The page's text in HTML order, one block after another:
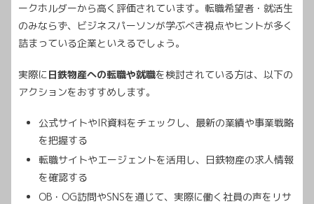
ークホルダーから高く評価されています。転職希望者・就活生
のみならず、ビジネスパーソンが学ぶべき視点やヒントが多く
詰まっている企業といえるでしょう。
実際に 日鉄物産への転職や就職を検討されている方は、以下の
アクションをおすすめします。
公式サイトやIR資料をチェックし、最新の業績や事業戦略
を把握する
転職サイトやエージェントを活用し、日鉄物産の求人情報
を確認する
OB・OG訪問やSNSを通じて、実際に働く社員の声をリサ